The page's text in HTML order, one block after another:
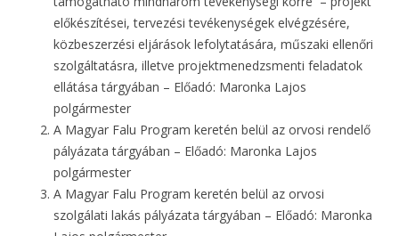
előkészítései, tervezési tevékenységek elvégzésére,
közbeszerzési eljárások lefolytatására, műszaki ellenőri
szolgáltatásra, illetve projektmenedzsmenti feladatok
ellátása tárgyában – Előadó: Maronka Lajos
polgármester
A Magyar Falu Program keretén belül az orvosi rendelő
pályázata tárgyában – Előadó: Maronka Lajos
polgármester
A Magyar Falu Program keretén belül az orvosi
szolgálati lakás pályázata tárgyában – Előadó: Maronka